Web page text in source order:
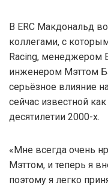
В ERC Макдональд
коллегами, с
Racing, менеджером
инженером Мэттом
серьёзное влияние
сейчас известной
десятилетии 2000-х.
«Мне всегда очень
Мэттом, и теперь я
поэтому я легко